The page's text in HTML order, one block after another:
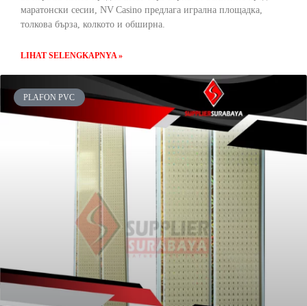
маратонски сесии, NV Casino предлага игрална площадка,
толкова бърза, колкото и обширна.
LIHAT SELENGKAPNYA »
PLAFON PVC